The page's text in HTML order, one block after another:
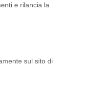
e rilancia la
sul sito di